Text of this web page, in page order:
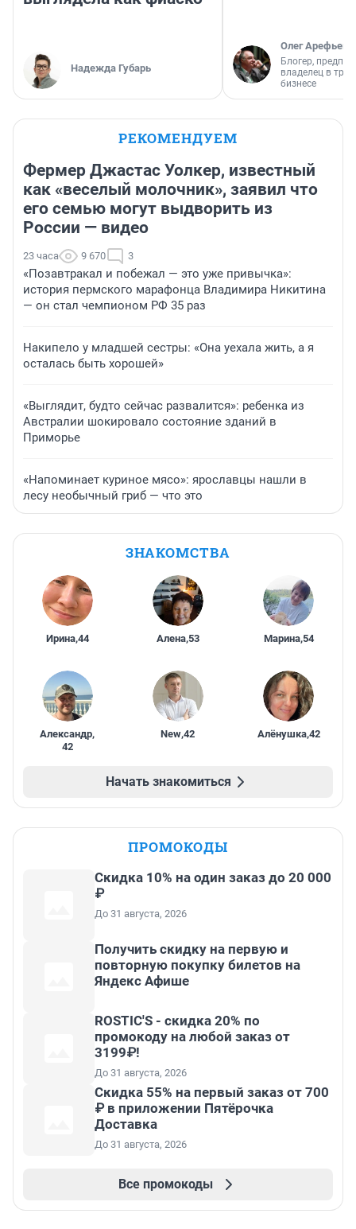
Надежда Губарь
Олег Арефьев
Блогер,
владелец в
бизнесе
РЕКОМЕНДУЕМ
Фермер Джастас Уолкер, известный
как «веселый молочник», заявил что
его семью могут выдворить из
России — видео
23 часа 9 670 3
«Позавтракал и побежал — это уже привычка»:
история пермского марафонца Владимира Никитина
— он стал чемпионом РФ 35 раз
Накипело у младшей сестры: «Она уехала жить, а я
осталась быть хорошей»
«Выглядит, будто сейчас развалится»: ребенка из
Австралии шокировало состояние зданий в
Приморье
«Напоминает куриное мясо»: ярославцы нашли в
лесу необычный гриб — что это
ЗНАКОМСТВА
Ирина,44 Алена,53 Марина,54
Александр,
42
New,42 Алёнушка,42
Начать знакомиться
ПРОМОКОДЫ
Скидка 10% на один заказ до 20 000
₽
До 31 августа, 2026
Получить скидку на первую и
повторную покупку билетов на
Яндекс Афише
ROSTIC'S - скидка 20% по
промокоду на любой заказ от
3199₽!
До 31 августа, 2026
Скидка 55% на первый заказ от 700
₽ в приложении Пятёрочка
Доставка
До 31 августа, 2026
Все промокоды